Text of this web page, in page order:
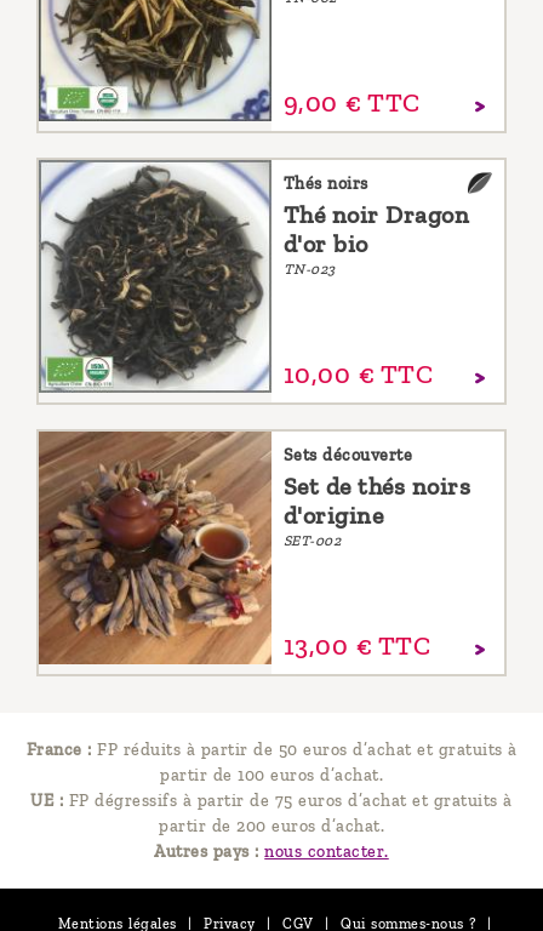
9,00 € TTC
Thés noirs
Thé noir Dragon
d'or bio
TN-023
10,00 € TTC
Sets découverte
Set de thés noirs
d'origine
SET-002
13,00 € TTC
France : FP réduits à partir de 50 euros d’achat et gratuits à
partir de 100 euros d’achat.
UE : FP dégressifs à partir de 75 euros d’achat et gratuits à
partir de 200 euros d’achat.
Autres pays : nous contacter.
Mentions légales Privacy CGV Qui sommes-nous ?